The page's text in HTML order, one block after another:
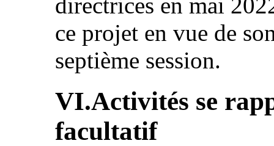
ce projet en vue de
septième session.
VI.Activités se
facultatif